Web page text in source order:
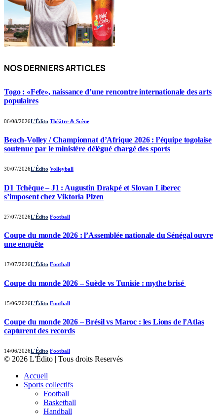
NOS DERNIERS ARTICLES
Togo : «Fefe», naissance d’une rencontre internationale des arts
populaires
06/08/2026L'Édito Théâtre & Scène
Beach-Volley / Championnat d’Afrique 2026 : l’équipe togolaise
soutenue par le ministère délégué chargé des sports
30/07/2026L'Édito Volleyball
D1 Tchèque – J1 : Augustin Drakpé et Slovan Liberec
s’imposent chez Viktoria Plzen
27/07/2026L'Édito Football
Coupe du monde 2026 : l’Assemblée nationale du Sénégal ouvre
une enquête
17/07/2026L'Édito Football
Coupe du monde 2026 – Suède vs Tunisie : mythe brisé
15/06/2026L'Édito Football
Coupe du monde 2026 – Brésil vs Maroc : les Lions de l’Atlas
capturent des records
14/06/2026L'Édito Football
© 2026 L'Édito | Tous droits Reservés
Accueil
Sports collectifs
Football
Basketball
Handball